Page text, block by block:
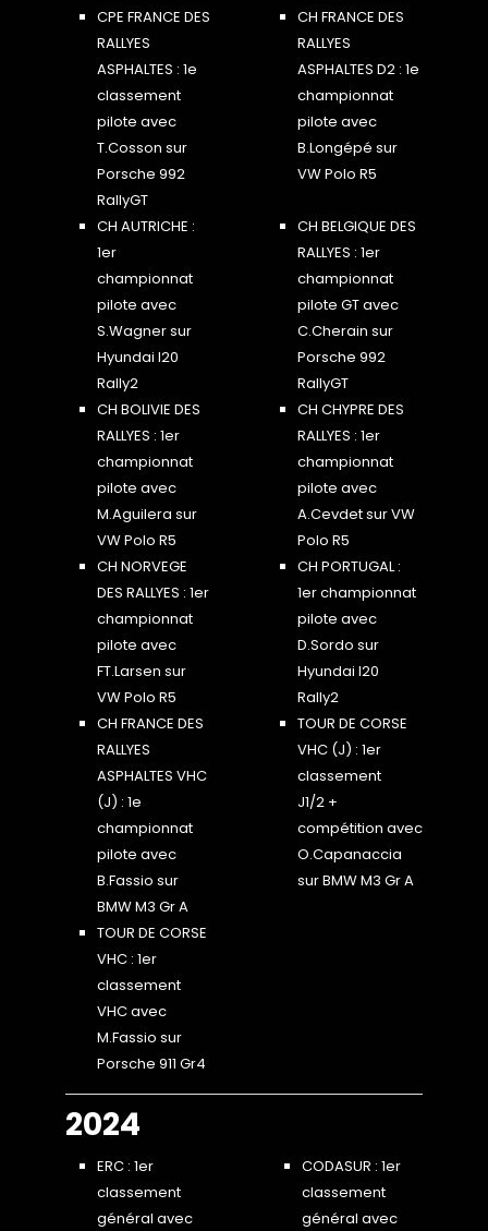
CPE FRANCE DES
RALLYES
ASPHALTES : 1e
classement
pilote avec
T.Cosson sur
Porsche 992
RallyGT
CH FRANCE DES
RALLYES
ASPHALTES D2 : 1e
championnat
pilote avec
B.Longépé sur
VW Polo R5
CH AUTRICHE :
1er
championnat
pilote avec
S.Wagner sur
Hyundai I20
Rally2
CH BELGIQUE DES
RALLYES : 1er
championnat
pilote GT avec
C.Cherain sur
Porsche 992
RallyGT
CH BOLIVIE DES
RALLYES : 1er
championnat
pilote avec
M.Aguilera sur
VW Polo R5
CH CHYPRE DES
RALLYES : 1er
championnat
pilote avec
A.Cevdet sur VW
Polo R5
CH NORVEGE
DES RALLYES : 1er
championnat
pilote avec
FT.Larsen sur
VW Polo R5
CH PORTUGAL :
1er championnat
pilote avec
D.Sordo sur
Hyundai I20
Rally2
CH FRANCE DES
RALLYES
ASPHALTES VHC
(J) : 1e
championnat
pilote avec
B.Fassio sur
BMW M3 Gr A
TOUR DE CORSE
VHC (J) : 1er
classement
J1/2 +
compétition avec
O.Capanaccia
sur BMW M3 Gr A
TOUR DE CORSE
VHC : 1er
classement
VHC avec
M.Fassio sur
Porsche 911 Gr4
2024
ERC : 1er
classement
général avec
CODASUR : 1er
classement
général avec